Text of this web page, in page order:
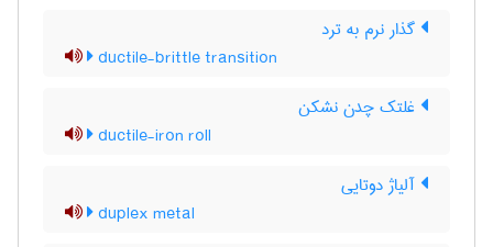
گذار نرم به ترد
ductile-brittle transition
غلتک چدن نشکن
ductile-iron roll
آلیاژ دوتایی
duplex metal